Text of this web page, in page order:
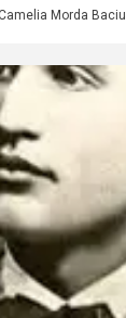
Camelia Morda Baciu